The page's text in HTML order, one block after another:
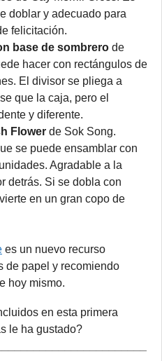
doblar y adecuado para
felicitación.
base de sombrero de
hacer con rectángulos de
El divisor se pliega a
que la caja, pero el
y diferente.
Flower de Sok Song.
se puede ensamblar con
Agradable a la
detrás. Si se dobla con
en un gran copo de
es un nuevo recurso
de papel y recomiendo
hoy mismo.
en esta primera
le ha gustado?